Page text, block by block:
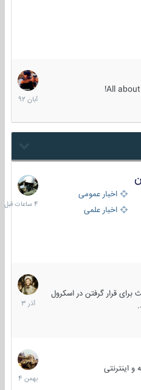
All
22
آبان
1392
اخبار عمومی
اخبار علمی
4
ساعات
قبل
قرار گرفتن در اسکرول
7
آذر
1403
30
بهمن
1404